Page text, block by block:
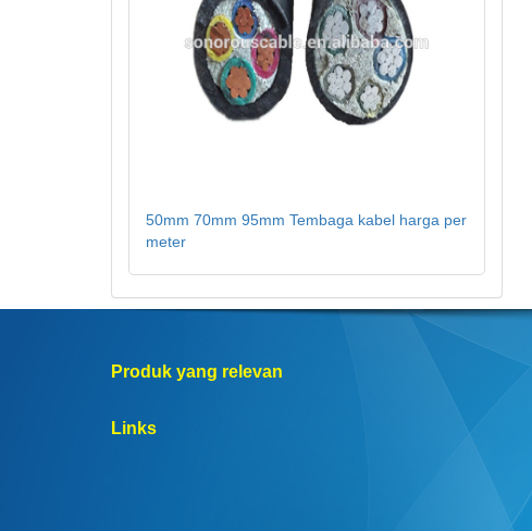
50mm 70mm 95mm Tembaga kabel harga per
meter
Produk yang relevan
Links